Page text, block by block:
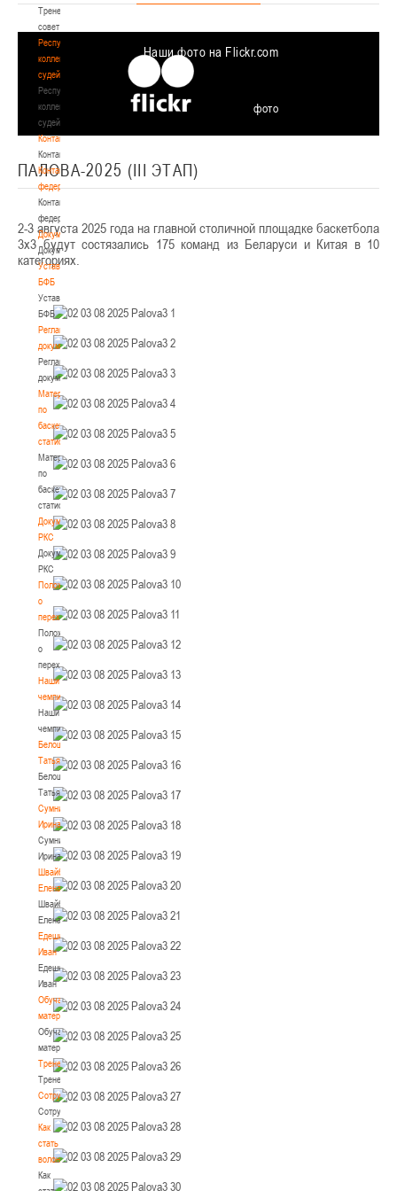
Тренерский
совет
Республиканская
коллегия
судей
Республиканская
коллегия
судей
Контакты
Контакты
Контакты
федерации
Контакты
федерации
Документы
Документы
Устав
БФБ
Устав
БФБ
Регламентирующие
документы
Регламентирующие
документы
Материалы
по
баскетбольной
статистике
Материалы
по
баскетбольной
статистике
Документы
РКС
Документы
РКС
Положение
о
переходах
Положение
о
переходах
Наши
чемпионы
Наши
чемпионы
Белошапко
Татьяна
Белошапко
Татьяна
Сумникова
Ирина
Сумникова
Ирина
Швайбович
Елена
Швайбович
Елена
Едешко
Иван
Едешко
Иван
Обучающие
материалы
Обучающие
материалы
Тренерам
Тренерам
Сотрудничество
Сотрудничество
Как
стать
волонтером
Как
Наши фото на Flickr.com
фото
ПАЛОВА-2025 (III ЭТАП)
2-3 августа 2025 года на главной столичной площадке баскетбола
3х3 будут состязались 175 команд из Беларуси и Китая в 10
категориях.